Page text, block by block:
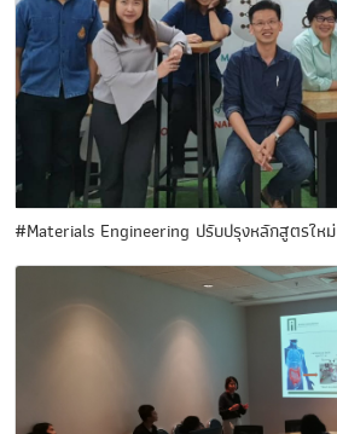
#Materials Engineering ปรับปรุงหลักสูตรใหม่